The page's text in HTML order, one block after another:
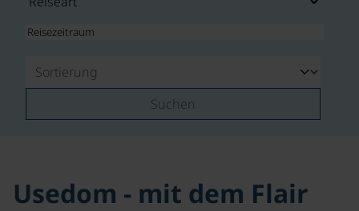
Suchen
Usedom - mit dem Flair